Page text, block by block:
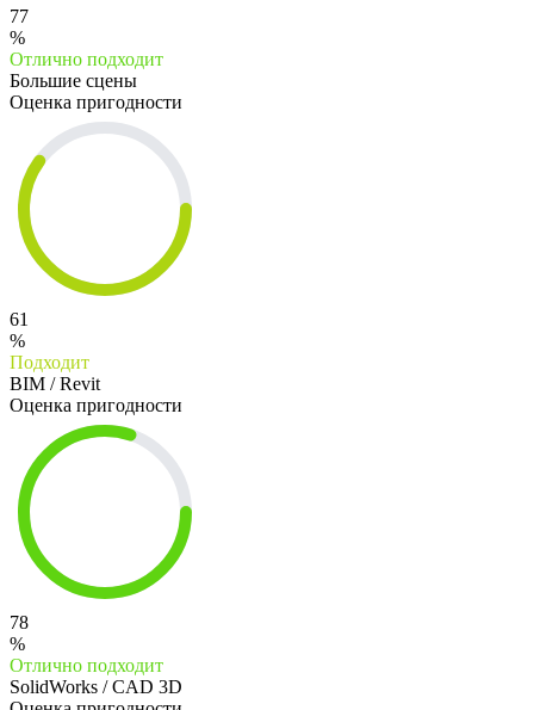
77
%
Отлично подходит
Большие сцены
Оценка пригодности
61
%
Подходит
BIM / Revit
Оценка пригодности
78
%
Отлично подходит
SolidWorks / CAD 3D